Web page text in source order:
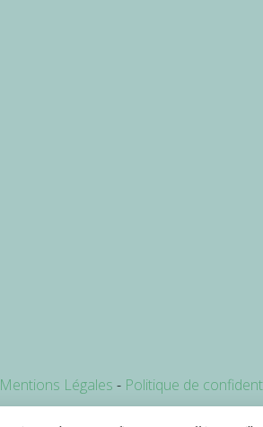
Mentions Légales Politique de